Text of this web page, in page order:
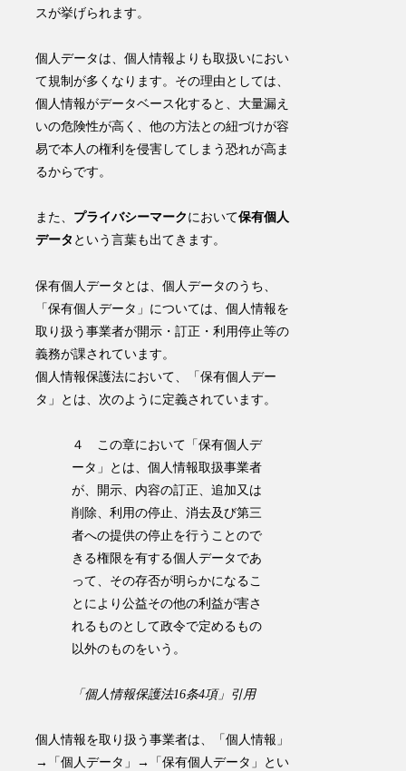
スが挙げられます。
個人データは、個人情報よりも取扱いにおい
て規制が多くなります。その理由としては、
個人情報がデータベース化すると、大量漏え
いの危険性が高く、他の方法との紐づけが容
易で本人の権利を侵害してしまう恐れが高ま
るからです。
また、 プライバシーマーク において保有個人
データ という言葉も出てきます。
保有個人データとは、個人データのうち、
「保有個人データ」については、個人情報を
取り扱う事業者が開示・訂正・利用停止等の
義務が課されています。
個人情報保護法において、「保有個人デー
タ」とは、次のように定義されています。
４ この章において「保有個人デ
ータ」とは、個人情報取扱事業者
が、開示、内容の訂正、追加又は
削除、利用の停止、消去及び第三
者への提供の停止を行うことので
きる権限を有する個人データであ
って、その存否が明らかになるこ
とにより公益その他の利益が害さ
れるものとして政令で定めるもの
以外のものをいう。
「個人情報保護法16条4項」引用
個人情報を取り扱う事業者は、「個人情報」
→「個人データ」→「保有個人データ」とい